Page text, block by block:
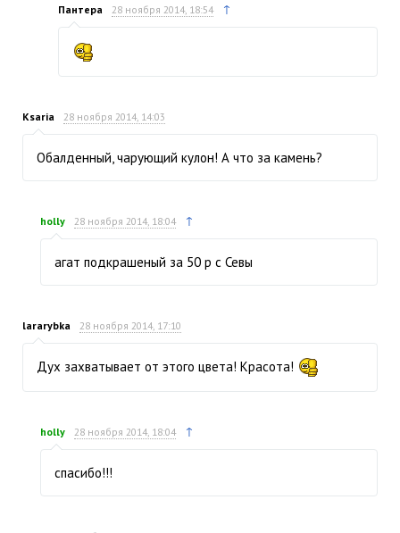
Пантера 28 ноября 2014, 18:54 ↑
Ksaria 28 ноября 2014, 14:03
Обалденный, чарующий кулон! А что за камень?
holly 28 ноября 2014, 18:04 ↑
агат подкрашеный за 50 р с Севы
lararybka 28 ноября 2014, 17:10
Дух захватывает от этого цвета! Красота!
holly 28 ноября 2014, 18:04 ↑
спасибо!!!